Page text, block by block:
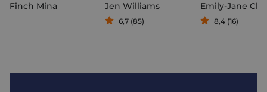
Finch Mina
Jen Williams
6,7 (85)
Emily-Jane
8,4 (16)